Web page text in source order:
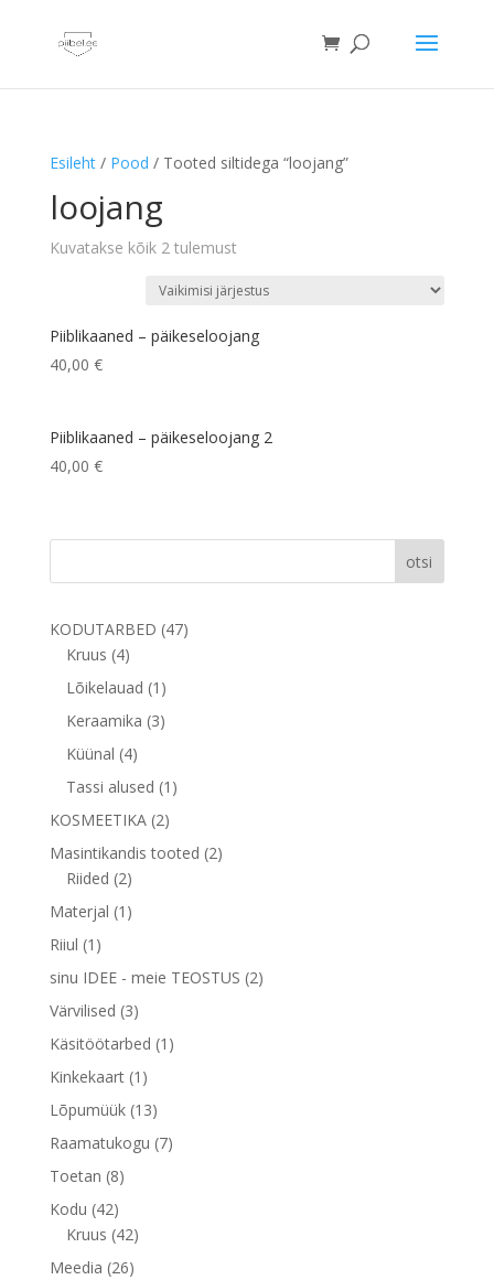
Esileht/ Pood / Tooted siltidega “loojang”
loojang
Kuvatakse kõik 2 tulemust
Piiblikaaned – päikeseloojang
40,00 €
Piiblikaaned – päikeseloojang 2
40,00 €
otsi
KODUTARBED 4747
Kruus 44
toodet
Lõikelauad 1 1
toode
Keraamika 33
Küünal 44
toodet
Tassi alused 1 1
KOSMEETIKA 22
toodet
Masintikandis tooted 22
Riided 22
toodet
Materjal 1 1
Riiul 1 1
toode
sinu IDEE - meie TEOSTUS 22
Värvilised 33
toodet
Käsitöötarbed 1 1
Kinkekaart 1 1
toode
Lõpumüük 1313
toodet
Raamatukogu 77
Toetan 88
Kodu 4242
toodet
Kruus 4242
toodet
Meedia 2626